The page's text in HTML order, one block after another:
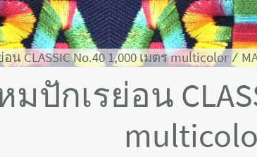
น CLASSIC No.40 1,000 เมตร multicolor⁄
มปักเรย่อน